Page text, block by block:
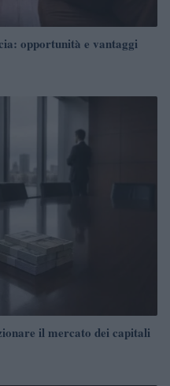
opportunità e vantaggi
il mercato dei capitali